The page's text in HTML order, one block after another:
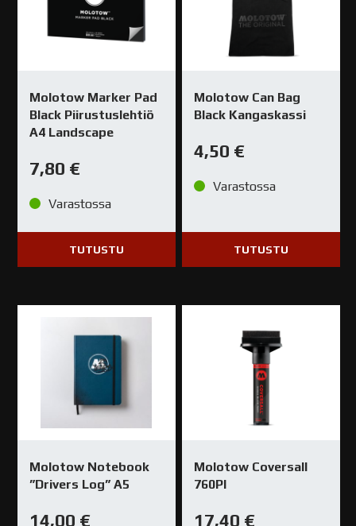
Molotow Marker Pad
Black Piirustuslehtiö
A4 Landscape
7,80 €
Varastossa
TUTUSTU
Molotow Can Bag
Black Kangaskassi
4,50 €
Varastossa
TUTUSTU
Molotow Notebook
”Drivers Log” A5
14,00 €
Molotow Coversall
760PI
17,40 €